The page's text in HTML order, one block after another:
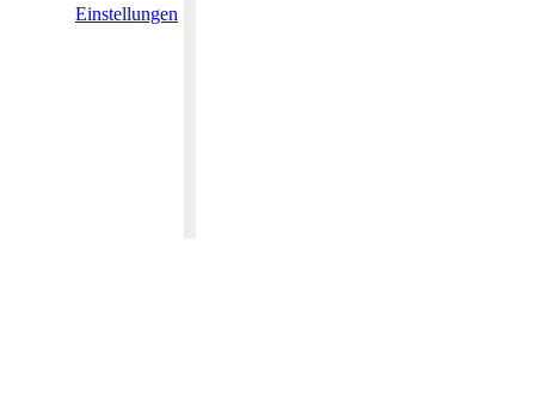
Einstellungen